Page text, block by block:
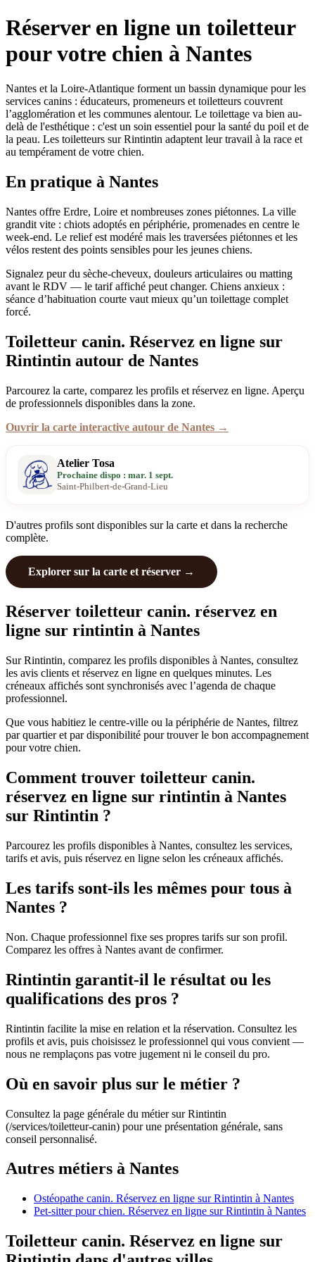
Réserver en ligne un toiletteur
pour votre chien à Nantes
Nantes et la Loire-Atlantique forment un bassin dynamique pour les
services canins : éducateurs, promeneurs et toiletteurs couvrent
l’agglomération et les communes alentour. Le toilettage va bien au-
delà de l'esthétique : c'est un soin essentiel pour la santé du poil et de
la peau. Les toiletteurs sur Rintintin adaptent leur travail à la race et
au tempérament de votre chien.
En pratique à Nantes
Nantes offre Erdre, Loire et nombreuses zones piétonnes. La ville
grandit vite : chiots adoptés en périphérie, promenades en centre le
week-end. Le relief est modéré mais les traversées piétonnes et les
vélos restent des points sensibles pour les jeunes chiens.
Signalez peur du sèche-cheveux, douleurs articulaires ou matting
avant le RDV — le tarif affiché peut changer. Chiens anxieux :
séance d’habituation courte vaut mieux qu’un toilettage complet
forcé.
Toiletteur canin. Réservez en ligne sur
Rintintin autour de Nantes
Parcourez la carte, comparez les profils et réservez en ligne. Aperçu
de professionnels disponibles dans la zone.
Ouvrir la carte interactive autour de Nantes →
Atelier Tosa
Prochaine dispo : mar. 1 sept.
Saint-Philbert-de-Grand-Lieu
D'autres profils sont disponibles sur la carte et dans la recherche
complète.
Explorer sur la carte et réserver →
Réserver toiletteur canin. réservez en
ligne sur rintintin à Nantes
Sur Rintintin, comparez les profils disponibles à Nantes, consultez
les avis clients et réservez en ligne en quelques minutes. Les
créneaux affichés sont synchronisés avec l’agenda de chaque
professionnel.
Que vous habitiez le centre-ville ou la périphérie de Nantes, filtrez
par quartier et par disponibilité pour trouver le bon accompagnement
pour votre chien.
Comment trouver toiletteur canin.
réservez en ligne sur rintintin à Nantes
sur Rintintin ?
Parcourez les profils disponibles à Nantes, consultez les services,
tarifs et avis, puis réservez en ligne selon les créneaux affichés.
Les tarifs sont-ils les mêmes pour tous à
Nantes ?
Non. Chaque professionnel fixe ses propres tarifs sur son profil.
Comparez les offres à Nantes avant de confirmer.
Rintintin garantit-il le résultat ou les
qualifications des pros ?
Rintintin facilite la mise en relation et la réservation. Consultez les
profils et avis, puis choisissez le professionnel qui vous convient —
nous ne remplaçons pas votre jugement ni le conseil du pro.
Où en savoir plus sur le métier ?
Consultez la page générale du métier sur Rintintin
(/services/toiletteur-canin) pour une présentation générale, sans
conseil personnalisé.
Autres métiers à Nantes
Ostéopathe canin. Réservez en ligne sur Rintintin à Nantes
Pet-sitter pour chien. Réservez en ligne sur Rintintin à Nantes
Toiletteur canin. Réservez en ligne sur